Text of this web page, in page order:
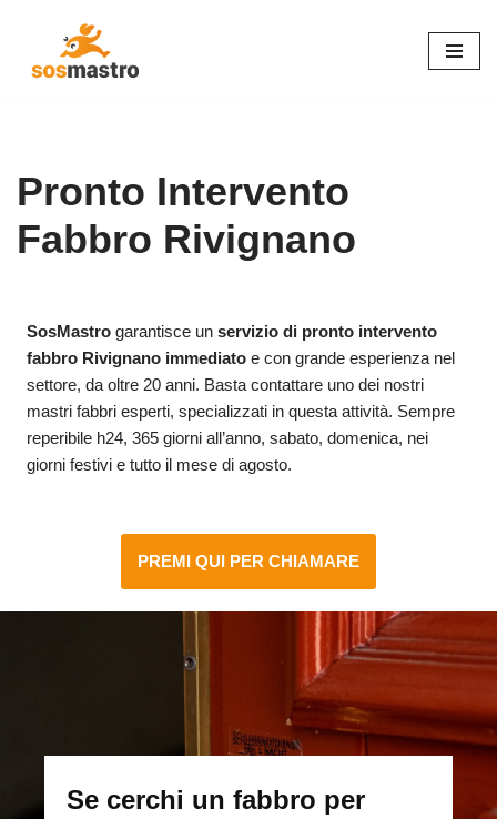
Pronto Intervento
Fabbro Rivignano
SosMastro garantisce unservizio di pronto intervento
fabbro Rivignano immediato e con grande esperienza nel
settore, da oltre 20 anni. Basta contattare uno dei nostri
mastri fabbri esperti, specializzati in questa attività. Sempre
reperibile h24, 365 giorni all’anno, sabato, domenica, nei
giorni festivi e tutto il mese di agosto.
PREMI QUI PER CHIAMARE
Se cerchi un fabbro per